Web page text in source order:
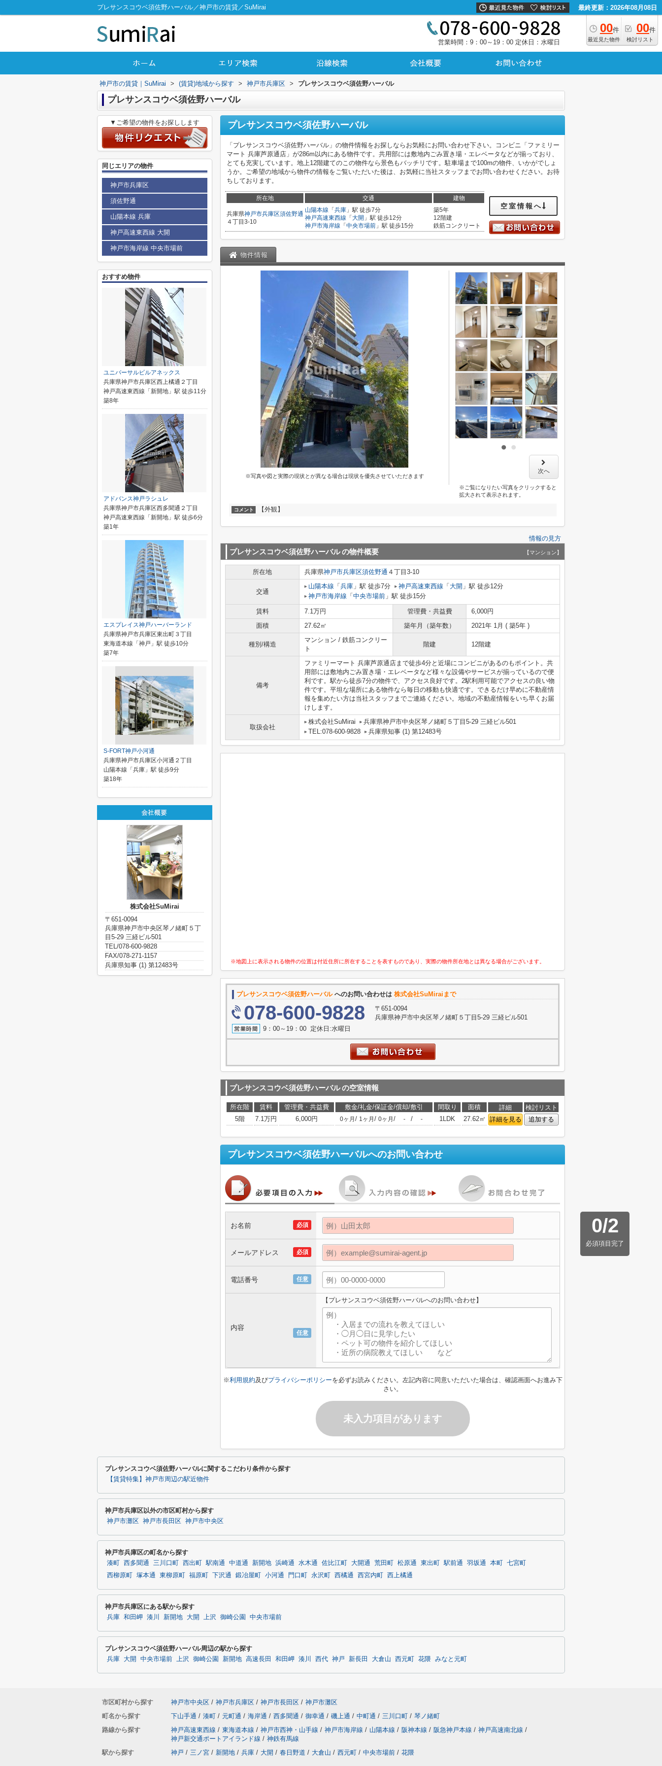
プレサンスコウベ須佐野ハーバル／神戸市の賃貸／SuMirai 最終更新：2026年08月08日
00件
最近見た物件
00件
検討リスト
営業時間：9：00～19：00 定休日：水曜日
神戸市の賃貸｜SuMirai > (賃貸)地域から探す > 神戸市兵庫区 > プレサンスコウベ須佐野ハーバル
プレサンスコウベ須佐野ハーバル
プレサンスコウベ須佐野ハーバル
「プレサンスコウベ須佐野ハーバル」の物件情報をお探しならお気軽にお問い合わせ下さい。コンビニ「ファミリー
マート 兵庫芦原通店」が286m以内にある物件です。共用部には敷地内ごみ置き場・エレベータなどが揃っており、
とても充実しています。地上12階建てのこの物件なら景色もバッチリです。駐車場まで100mの物件、いかがでしょ
うか。ご希望の地域から物件の情報をご覧いただいた後は、お気軽に当社スタッフまでお問い合わせください。お待
ちしております。
所在地 交通 建物
兵庫県神戸市兵庫区須佐野通
４丁目3-10
山陽本線 「 兵庫 」駅 徒歩7分
神戸高速東西線 「 大開 」駅 徒歩12分
神戸市海岸線 「 中央市場前 」駅 徒歩15分
築5年
12階建
鉄筋コンクリート
空室情報へ
物件情報
※写真や図と実際の現状とが異なる場合は現状を優先させていただきます
次へ
※ご覧になりたい写真をクリックすると
拡大されて表示されます。
コメント 【外観】
情報の見方
プレサンスコウベ須佐野ハーバルの物件概要 【マンション】
所在地 兵庫県神戸市兵庫区須佐野通 ４丁目3-10
交通
山陽本線 「 兵庫 」駅 徒歩7分 神戸高速東西線 「 大開 」駅 徒歩12分
神戸市海岸線 「 中央市場前 」駅 徒歩15分
賃料 7.1万円 管理費・共益費
6,000円
面積
27.62㎡ 築年月（築年数） 2021年 1月 ( 築5年 )
種別/構造
マンション / 鉄筋コンクリー
ト
階建 12階建
備考
ファミリーマート 兵庫芦原通店まで徒歩4分と近場にコンビニがあるのもポイント。共
用部には敷地内ごみ置き場・エレベータなど様々な設備やサービスが揃っているので便
利です。駅から徒歩7分の物件で、アクセス良好です。2駅利用可能でアクセスの良い物
件です。平坦な場所にある物件なら毎日の移動も快適です。できるだけ早めに不動産情
報を集めたい方は当社スタッフまでご連絡ください。地域の不動産情報をいち早くお届
けします。
取扱会社
株式会社SuMirai
兵庫県神戸市中央区琴ノ緒町５丁目5-29 三経ビル501
TEL:078-600-9828
兵庫県知事 (1) 第12483号
※地図上に表示される物件の位置は付近住所に所在することを表すものであり、実際の物件所在地とは異なる場合がございます。
プレサンスコウベ須佐野ハーバルへのお問い合わせは 株式会社SuMiraiまで
078-600-9828
〒651-0094
兵庫県神戸市中央区琴ノ緒町５丁目5-29 三経ビル501
9：00～19：00 定休日:水曜日
プレサンスコウベ須佐野ハーバルの空室情報
所在階 賃料 管理費・共益費 敷金/礼金/保証金/償却/敷引 間取り 面積 詳細
検討リスト
5階
7.1万円 6,000円 0ヶ月 / 1ヶ月 / 0ヶ月 / - / - 1LDK 27.62㎡ 詳細を見る 追加する
プレサンスコウベ須佐野ハーバルへのお問い合わせ
0/2
必須項目完了
必須
お名前
必須
メールアドレス
任意
電話番号
任意
内容
【プレサンスコウベ須佐野ハーバルへのお問い合わせ】
※利用規約及びプライバシーポリシーを必ずお読みください。左記内容に同意いただいた場合は、確認画面へお進み下
さい。
未入力項目があります
▼ご希望の物件をお探しします
同じエリアの物件
神戸市兵庫区
須佐野通
山陽本線 兵庫
神戸高速東西線 大開
神戸市海岸線 中央市場前
おすすめ物件
ユニバーサルビルアネックス
兵庫県神戸市兵庫区西上橘通２丁目
神戸高速東西線「新開地」駅 徒歩11分
築8年
アドバンス神戸ラシュレ
兵庫県神戸市兵庫区西多聞通２丁目
神戸高速東西線「新開地」駅 徒歩6分
築1年
エスプレイス神戸ハーバーランド
兵庫県神戸市兵庫区東出町３丁目
東海道本線「神戸」駅 徒歩10分
築7年
S-FORT神戸小河通
兵庫県神戸市兵庫区小河通２丁目
山陽本線「兵庫」駅 徒歩9分
築18年
株式会社SuMirai
〒651-0094
兵庫県神戸市中央区琴ノ緒町５丁
目5-29 三経ビル501
TEL/078-600-9828
FAX/078-271-1157
兵庫県知事 (1) 第12483号
プレサンスコウベ須佐野ハーバルに関するこだわり条件から探す
【賃貸特集】神戸市周辺の駅近物件
神戸市兵庫区以外の市区町村から探す
神戸市灘区 神戸市長田区 神戸市中央区
神戸市兵庫区の町名から探す
湊町 西多聞通 三川口町 西出町 駅南通 中道通 新開地 浜崎通 水木通 佐比江町 大開通 荒田町 松原通 東出町 駅前通 羽坂通 本町
七宮町
西柳原町
塚本通 東柳原町 福原町 下沢通 鍛冶屋町 小河通 門口町 永沢町 西橘通 西宮内町 西上橘通
神戸市兵庫区にある駅から探す
兵庫 和田岬 湊川 新開地 大開 上沢 御崎公園 中央市場前
プレサンスコウベ須佐野ハーバル周辺の駅から探す
兵庫 大開 中央市場前 上沢 御崎公園 新開地 高速長田 和田岬 湊川 西代 神戸 新長田 大倉山 西元町 花隈 みなと元町
市区町村から探す 神戸市中央区 / 神戸市兵庫区 / 神戸市長田区 / 神戸市灘区
町名から探す
下山手通 / 湊町 / 元町通 / 海岸通 / 西多聞通 / 御幸通 / 磯上通 / 中町通 / 三川口町 / 琴ノ緒町
路線から探す
神戸高速東西線 / 東海道本線 / 神戸市西神・山手線 / 神戸市海岸線 / 山陽本線 / 阪神本線 / 阪急神戸本線 / 神戸高速南北線 /
神戸新交通ポートアイランド線 / 神鉄有馬線
駅から探す
神戸 / 三ノ宮 / 新開地 / 兵庫 / 大開 / 春日野道 / 大倉山 / 西元町 / 中央市場前 / 花隈